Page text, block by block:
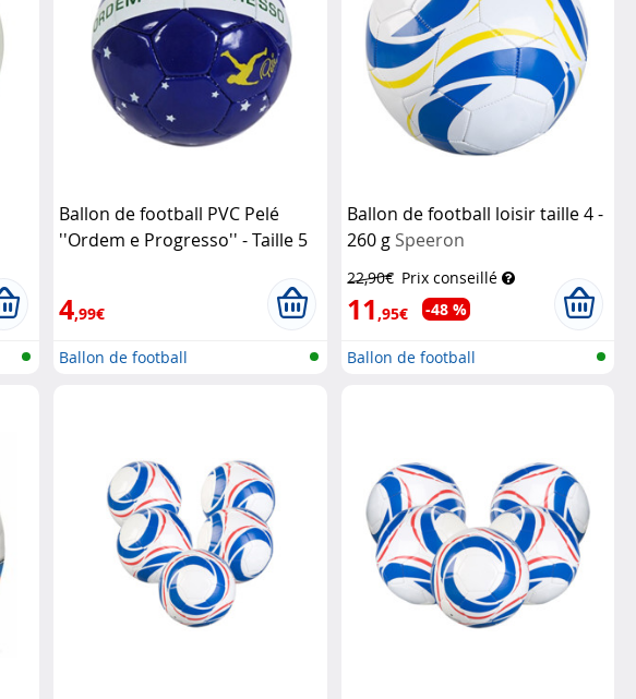
Ballon de football PVC Pelé
''Ordem e Progresso'' - Taille 5
4,99€
Ballon de football
Ballon de football loisir taille 4 -
260 g Speeron
22,90€ Prix conseillé
11,95€ -48 %
Ballon de football